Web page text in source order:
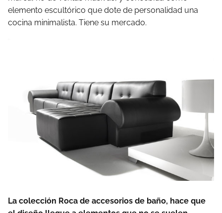
elemento escultórico que dote de personalidad una
cocina minimalista. Tiene su mercado.
La colección Roca de accesorios de baño, hace que